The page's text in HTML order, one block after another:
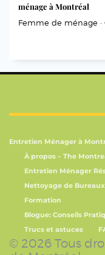
ménage à Montréal
Femme de ménage ·
Entretien Ménager à
À propos – The
Entretien Ménager
Nettoyage de
Formation
Blogue: Conseils
Trucs et astuces
© 2026 Tous